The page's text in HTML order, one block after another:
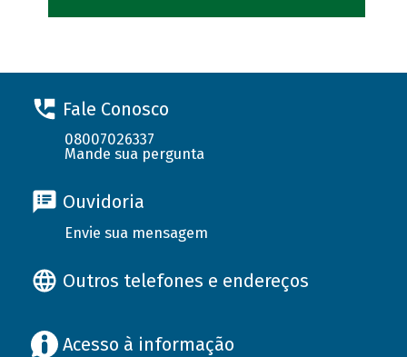
Fale Conosco
08007026337
Mande sua pergunta
Ouvidoria
Envie sua mensagem
Outros telefones e endereços
Acesso à informação